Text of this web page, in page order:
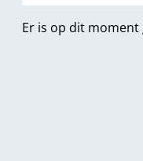
Er is op dit